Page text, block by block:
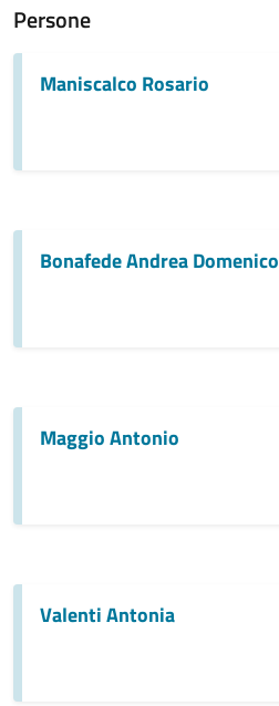
Persone
Maniscalco Rosario
Bonafede Andrea Domenico
Maggio Antonio
Valenti Antonia